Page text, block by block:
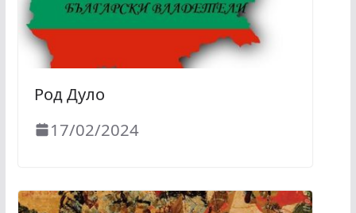
Род Дуло
17/02/2024